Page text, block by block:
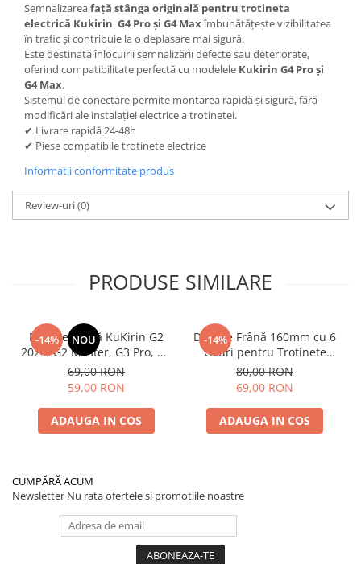
Camere moto
Anvelope ATV
Cauciucuri bicicleta
Anvelope și Camere Utilaje
https://www.doctortrotineta.ro/plata-
tbi?
forceOriginalForEdit=1&preview=00681
Semnalizareafață stânga originală pentru trotineta
electrică Kukirin G4 Pro și G4 Maxîmbunătățește vizibilitatea
în trafic și contribuie la o deplasare mai sigură.
Este destinată înlocuirii semnalizării defecte sau deteriorate,
oferind compatibilitate perfectă cu modelele Kukirin G4 Pro și
G4 Max.
Sistemul de conectare permite montarea rapidă și sigură, fără
modificări ale instalației electrice a trotinetei.
✔ Livrare rapidă 24-48h
✔ Piese compatibile trotinete electrice
Informatii conformitate produs
Review-uri(0)
PRODUSE SIMILARE
-14% NOU
Plăcuțe Frână KuKirin G2
2025, G2 Master, G3 Pro, G4
– Set 2 Bucăți (Față sau
Spate) Premium
69,00 RON
59,00 RON
ADAUGA IN COS
-14%
Disc de Frână 160mm cu 6
Găuri pentru Trotinete
Electrice KuKirin G4 (Model
2025) și KuKirin G2 –
Performanță Premium
80,00 RON
69,00 RON
ADAUGA IN COS
CUMPĂRĂ ACUM
Newsletter Nu rata ofertele si promotiile noastre